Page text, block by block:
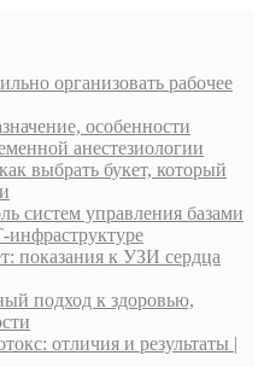
организовать рабочее
особенности
анестезиологии
выбрать букет, который
систем управления базами
показания к УЗИ сердца
подход к здоровью,
отличия и результаты |